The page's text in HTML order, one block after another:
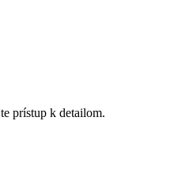
prístup k detailom.